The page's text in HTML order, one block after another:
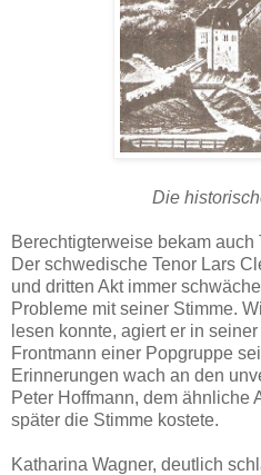
Die
Berechtigterweise bekam
Der schwedische Tenor Lars
und dritten Akt immer
Probleme mit seiner Stimme.
lesen konnte, agiert er in
Frontmann einer Popgruppe
Erinnerungen wach an den
Peter Hoffmann, dem ähnliche
später die Stimme kostete.
Katharina Wagner, deutlich